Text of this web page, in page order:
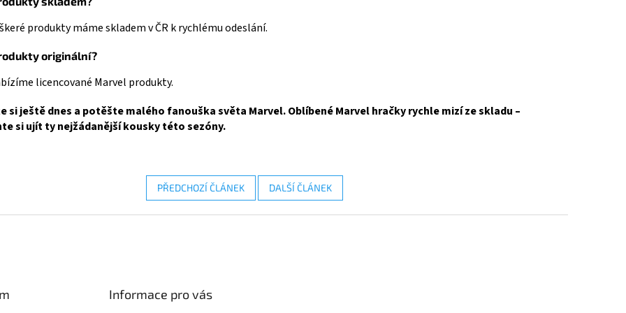
produkty máme skladem v ČR k rychlému odeslání.
originální?
licencované Marvel produkty.
si ještě dnes a potěšte malého fanouška světa Marvel. Oblíbené Marvel hračky rychle mizí ze skladu –
si ujít ty nejžádanější kousky této sezóny.
PŘEDCHOZÍ ČLÁNEK DALŠÍ ČLÁNEK
Informace pro vás